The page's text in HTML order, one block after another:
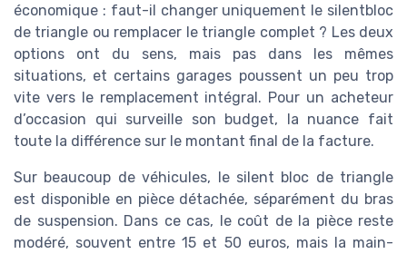
économique : faut-il changer uniquement le silentbloc
de triangle ou remplacer le triangle complet ? Les deux
options ont du sens, mais pas dans les mêmes
situations, et certains garages poussent un peu trop
vite vers le remplacement intégral. Pour un acheteur
d’occasion qui surveille son budget, la nuance fait
toute la différence sur le montant final de la facture.
Sur beaucoup de véhicules, le silent bloc de triangle
est disponible en pièce détachée, séparément du bras
de suspension. Dans ce cas, le coût de la pièce reste
modéré, souvent entre 15 et 50 euros, mais la main-